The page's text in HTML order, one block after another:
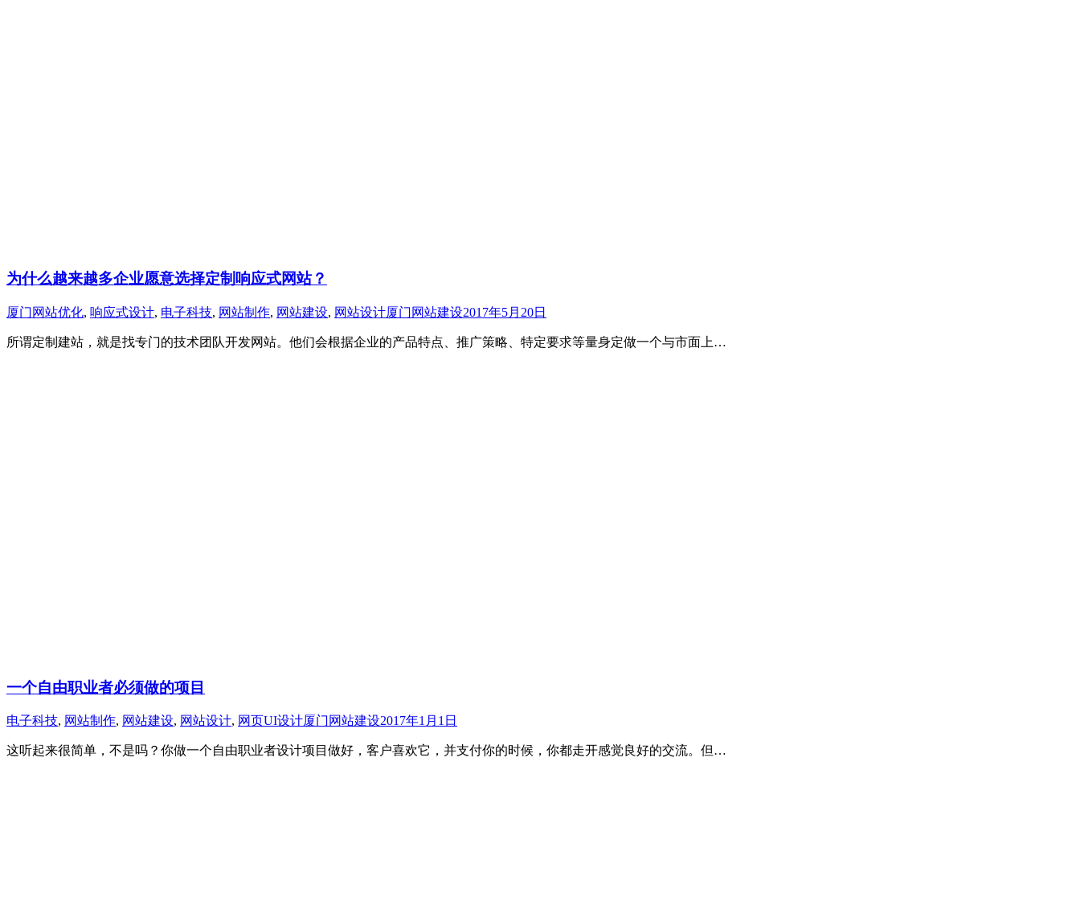
为什么越来越多企业愿意选择定制响应式网站？
厦门网站优化, 响应式设计, 电子科技, 网站制作, 网站建设, 网站设计厦门网站建设2017年5月20日
所谓定制建站，就是找专门的技术团队开发网站。他们会根据企业的产品特点、推广策略、特定要求等量身定做一个与市面上…
一个自由职业者必须做的项目
电子科技, 网站制作, 网站建设, 网站设计, 网页UI设计厦门网站建设2017年1月1日
这听起来很简单，不是吗？你做一个自由职业者设计项目做好，客户喜欢它，并支付你的时候，你都走开感觉良好的交流。但…